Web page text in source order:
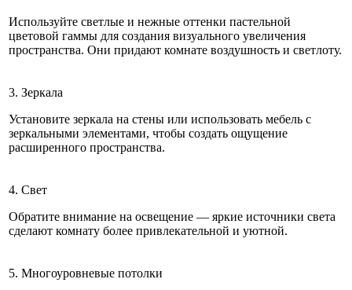
Используйте светлые и нежные оттенки пастельной
цветовой гаммы для создания визуального увеличения
пространства. Они придают комнате воздушность и светлоту.
3. Зеркала
Установите зеркала на стены или использовать мебель с
зеркальными элементами, чтобы создать ощущение
расширенного пространства.
4. Свет
Обратите внимание на освещение — яркие источники света
сделают комнату более привлекательной и уютной.
5. Многоуровневые потолки